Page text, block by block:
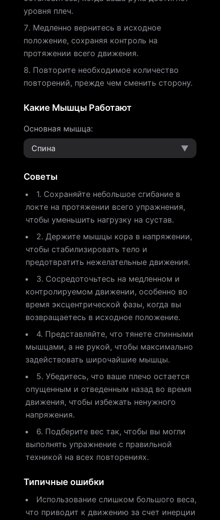
уровня плеч.
Медленно вернитесь в исходное
положение, сохраняя контроль на
протяжении всего движения.
Повторите необходимое количество
повторений, прежде чем сменить сторону.
Какие Мышцы Работают
Основная мышца:
Спина
▼
Советы
1. Сохраняйте небольшое сгибание в
локте на протяжении всего упражнения,
чтобы уменьшить нагрузку на сустав.
2. Держите мышцы кора в напряжении,
чтобы стабилизировать тело и
предотвратить нежелательные движения.
3. Сосредоточьтесь на медленном и
контролируемом движении, особенно во
время эксцентрической фазы, когда вы
возвращаетесь в исходное положение.
4. Представляйте, что тянете спинными
мышцами, а не рукой, чтобы максимально
задействовать широчайшие мышцы.
5. Убедитесь, что ваше плечо остается
опущенным и отведенным назад во время
движения, чтобы избежать ненужного
напряжения.
6. Подберите вес так, чтобы вы могли
выполнять упражнение с правильной
техникой на всех повторениях.
Типичные ошибки
Использование слишком большого веса,
что приводит к движению за счет инерции